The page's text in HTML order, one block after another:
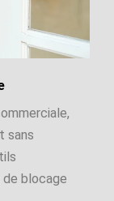
sans
blocage